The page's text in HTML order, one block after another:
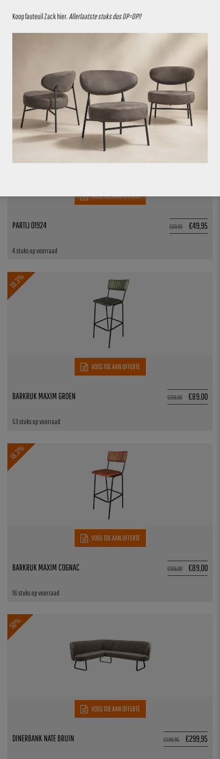
4 stuks op voorraad
28.6%
VOEG TOE AAN OFFERTE
€69,95 €49,95
4 stuks op voorraad
PARTIJ 01924
18.3%
VOEG TOE AAN OFFERTE
€109,00 €89,00
53 stuks op voorraad
BARKRUK MAXIM GROEN
18.3%
VOEG TOE AAN OFFERTE
€109,00 €89,00
16 stuks op voorraad
BARKRUK MAXIM COGNAC
50%
VOEG TOE AAN OFFERTE
€599,95 €299,95
DINERBANK NATE BRUIN
Koop fauteuil Zackhier Allerlaatste stuks dus OP=OP!!